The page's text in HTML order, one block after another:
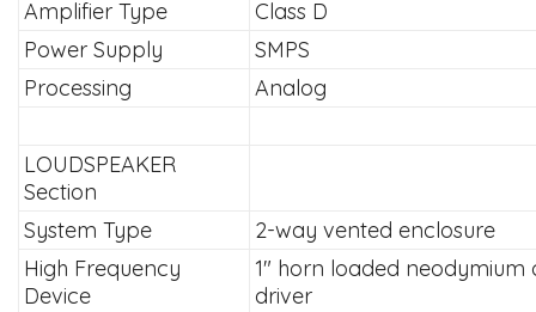
Amplifier Type
Class D
Power Supply
SMPS
Processing
Analog
LOUDSPEAKER
Section
System Type
2-way vented enclosure
High Frequency
Device
1" horn loaded neodymium
driver